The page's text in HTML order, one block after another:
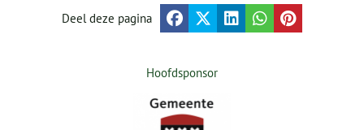
Deel deze pagina
Hoofdsponsor